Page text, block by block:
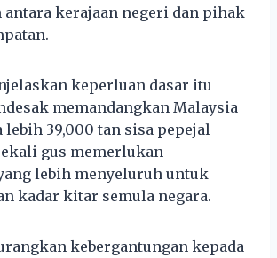
antara kerajaan negeri dan pihak
keperluan dasar itu
memandangkan Malaysia
39,000 tan sisa pepejal
gus memerlukan
lebih menyeluruh untuk
kadar kitar semula negara.
kebergantungan kepada